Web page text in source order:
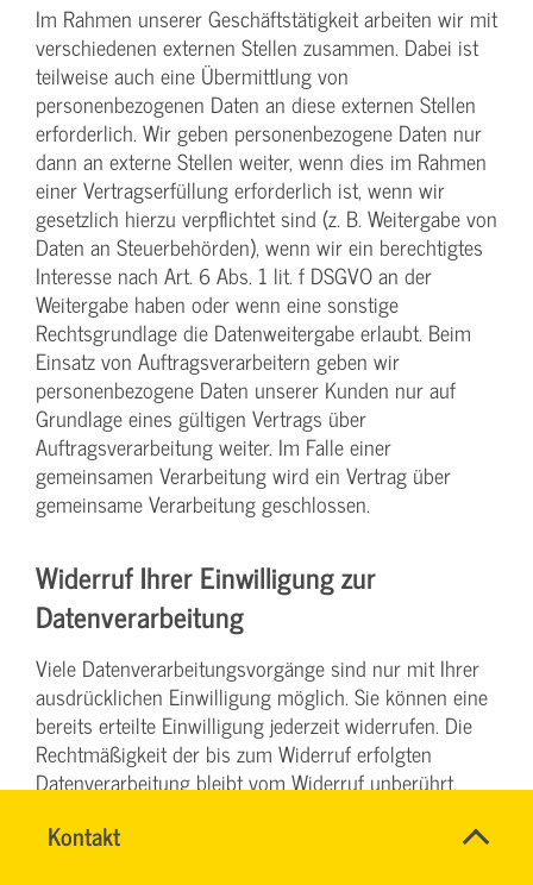
Kontakt
CHRISTINA
Name*
Schnell
&
Im Rahmen unserer Geschäftstätigkeit arbeiten wir mit
verschiedenen externen Stellen zusammen. Dabei ist
teilweise auch eine Übermittlung von
personenbezogenen Daten an diese externen Stellen
erforderlich. Wir geben personenbezogene Daten nur
dann an externe Stellen weiter, wenn dies im Rahmen
einer Vertragserfüllung erforderlich ist, wenn wir
gesetzlich hierzu verpflichtet sind (z. B. Weitergabe von
Daten an Steuerbehörden), wenn wir ein berechtigtes
Interesse nach Art. 6 Abs. 1 lit. f DSGVO an der
Weitergabe haben oder wenn eine sonstige
Rechtsgrundlage die Datenweitergabe erlaubt. Beim
Einsatz von Auftragsverarbeitern geben wir
personenbezogene Daten unserer Kunden nur auf
Grundlage eines gültigen Vertrags über
Auftragsverarbeitung weiter. Im Falle einer
gemeinsamen Verarbeitung wird ein Vertrag über
gemeinsame Verarbeitung geschlossen.
Widerruf Ihrer Einwilligung zur
Datenverarbeitung
Viele Datenverarbeitungsvorgänge sind nur mit Ihrer
ausdrücklichen Einwilligung möglich. Sie können eine
bereits erteilte Einwilligung jederzeit widerrufen. Die
Rechtmäßigkeit der bis zum Widerruf erfolgten
Datenverarbeitung bleibt vom Widerruf unberührt.
Widerspruchsrecht gegen die